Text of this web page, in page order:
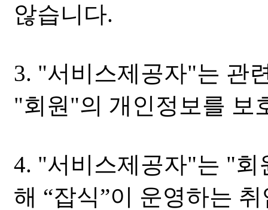
않습니다.
3. "서비스제공자"는 관
"회원"의 개인정보를 보
4. "서비스제공자"는 "
해 “잡식”이 운영하는